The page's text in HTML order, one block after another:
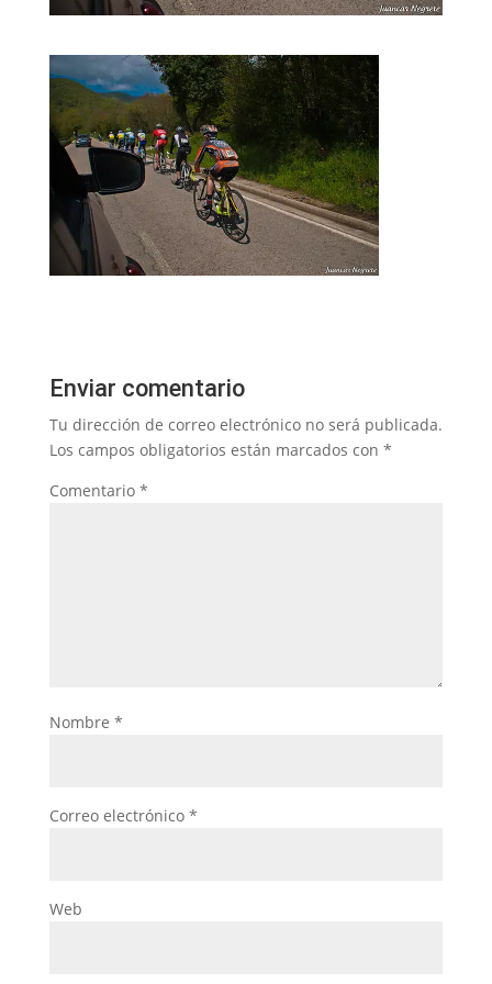
Enviar comentario
Tu dirección de correo electrónico no será publicada.
Los campos obligatorios están marcados con *
Comentario *
Nombre *
Correo electrónico *
Web